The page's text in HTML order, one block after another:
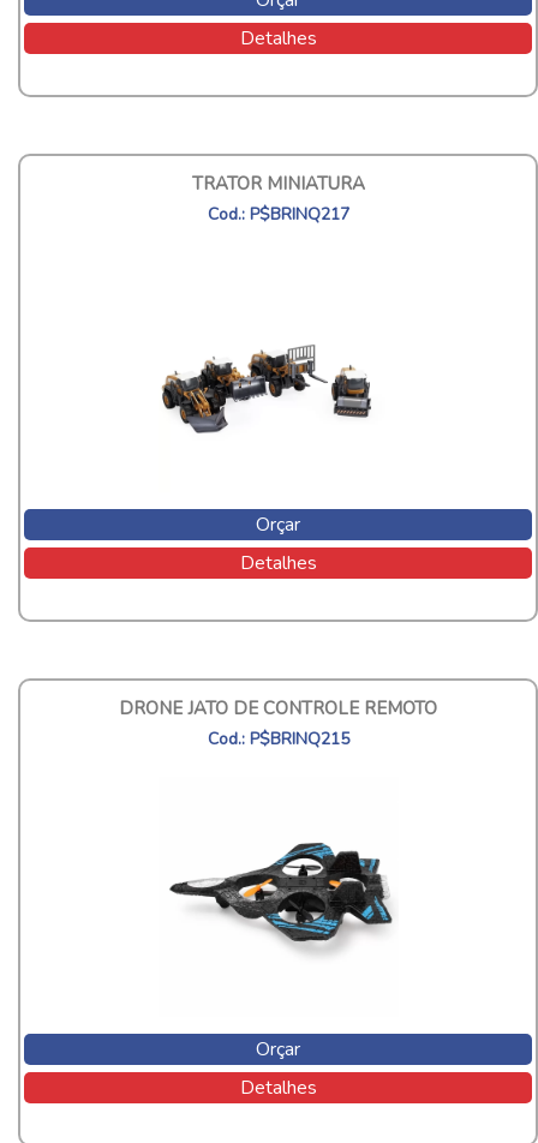
Detalhes
TRATOR MINIATURA
Cod.: P$BRINQ217
Orçar
Detalhes
DRONE JATO DE CONTROLE REMOTO
Cod.: P$BRINQ215
Orçar
Detalhes